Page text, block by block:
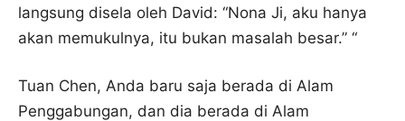
langsung disela oleh David: “Nona Ji, aku hanya
akan memukulnya, itu bukan masalah besar.” “
Tuan Chen, Anda baru saja berada di Alam
Penggabungan, dan dia berada di Alam